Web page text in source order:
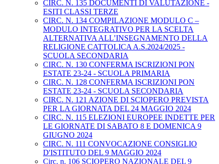
CIRC. N. 135 DOCUMENTI DI VALUTAZIONE -
ESITI CLASSI TERZE
CIRC. N. 134 COMPILAZIONE MODULO C –
MODULO INTEGRATIVO PER LA SCELTA
ALTERNATIVA ALL’INSEGNAMENTO DELLA
RELIGIONE CATTOLICA A.S.2024/2025 -
SCUOLA SECONDARIA
CIRC. N. 130 CONFERMA ISCRIZIONI PON
ESTATE 23-24 - SCUOLA PRIMARIA
CIRC. N. 128 CONFERMA ISCRIZIONI PON
ESTATE 23-24 - SCUOLA SECONDARIA
CIRC. N. 121 AZIONE DI SCIOPERO PREVISTA
PER LA GIORNATA DEL 24 MAGGIO 2024
CIRC. N. 115 ELEZIONI EUROPEE INDETTE PER
LE GIORNATE DI SABATO 8 E DOMENICA 9
GIUGNO 2024
CIRC. N. 111 CONVOCAZIONE CONSIGLIO
D'ISTITUTO DEL 9 MAGGIO 2024
Circ. n. 106 SCIOPERO NAZIONALE DEL 9